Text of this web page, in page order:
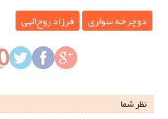
دوچرخه سواری فرزاد روح‌الهی
نظر شما